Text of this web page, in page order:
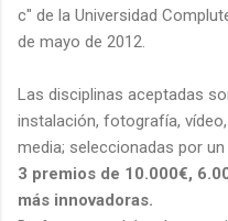
c" de la Universidad
de mayo de 2012.
Las disciplinas aceptadas
instalación, fotografía,
media; seleccionadas por
3 premios de 10.000€,
más innovadoras.